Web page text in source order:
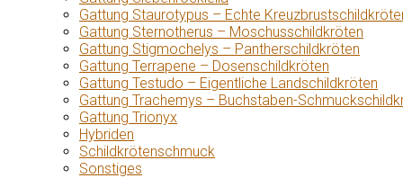
Gattung Staurotypus – Echte
Gattung Sternotherus – Moschusschildkröten
Gattung Stigmochelys – Pantherschildkröten
Gattung Terrapene – Dosenschildkröten
Gattung Testudo – Eigentliche Landschildkröten
Gattung Trachemys – Buchstaben-
Gattung Trionyx
Hybriden
Schildkrötenschmuck
Sonstiges